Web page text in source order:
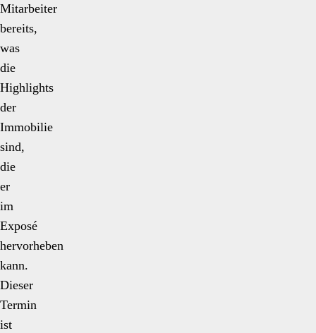
Mitarbeiter
bereits,
was
die
Highlights
der
Immobilie
sind,
die
er
im
Exposé
hervorheben
kann.
Dieser
Termin
ist